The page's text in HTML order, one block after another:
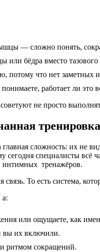
— сложно понять,
или бёдра вместо тазового
потому что нет заметных
работает ли это
не просто
сложность: их не
специалисты всё
интимных тренажёров.
То есть система,
а:
или ощущаете, как
вы их включили.
ритмом сокращений.